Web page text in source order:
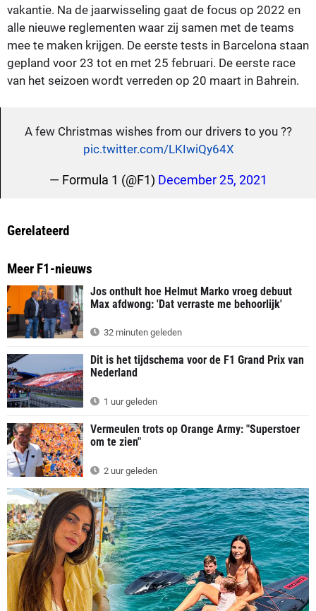
vakantie. Na de jaarwisseling gaat de focus op 2022 en
alle nieuwe reglementen waar zij samen met de teams
mee te maken krijgen. De eerste tests in Barcelona staan
gepland voor 23 tot en met 25 februari. De eerste race
van het seizoen wordt verreden op 20 maart in Bahrein.
A few Christmas wishes from our drivers to you ??
pic.twitter.com/LKIwiQy64X
— Formula 1 (@F1) December 25, 2021
Gerelateerd
Meer F1-nieuws
Jos onthult hoe Helmut Marko vroeg debuut
Max afdwong: 'Dat verraste me behoorlijk'
32 minuten geleden
Dit is het tijdschema voor de F1 Grand Prix van
Nederland
1 uur geleden
Vermeulen trots op Orange Army: "Superstoer
om te zien"
2 uur geleden